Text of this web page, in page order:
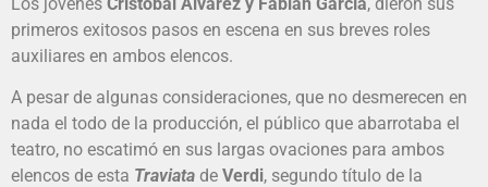
primeros exitosos pasos en escena en sus breves roles
auxiliares en ambos elencos.
A pesar de algunas consideraciones, que no desmerecen en
nada el todo de la producción, el público que abarrotaba el
teatro, no escatimó en sus largas ovaciones para ambos
elencos de esta Traviata de Verdi, segundo título de la